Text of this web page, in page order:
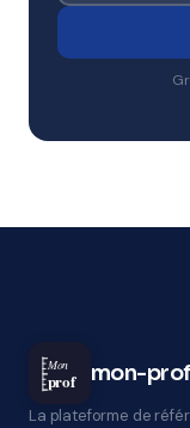
Mon
prof mon-
La plateforme de